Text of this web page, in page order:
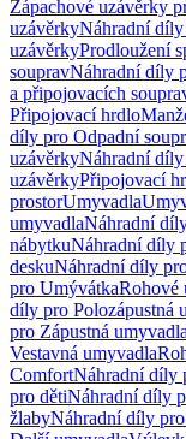
Zápachové uzávěrky
uzávěrkyNáhradní
uzávěrkyProdloužení
soupravNáhradní díly
a připojovacích
Připojovací hrdlo
díly pro Odpadní
uzávěrkyNáhradní
uzávěrkyPřipojovací
prostorUmyvadla
umyvadlaNáhradní
nábytkuNáhradní díly
deskuNáhradní díly
pro UmývátkaRohové
díly pro Polozápustná
pro Zápustná umyvadla
Vestavná umyvadla
ComfortNáhradní díly
pro dětiNáhradní díly
žlabyNáhradní díly